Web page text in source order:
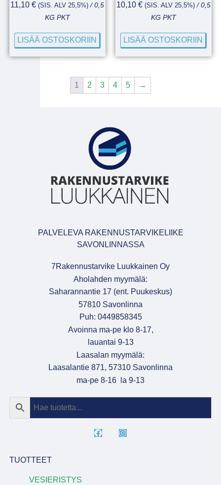
11,10€ (SIS. ALV 25,5%) / 0,5
KG PKT
LISÄÄ OSTOSKORIIN
10,10€ (SIS. ALV 25,5%) / 0,5
KG PKT
LISÄÄ OSTOSKORIIN
1 2 3 4 5 →
PALVELEVA RAKENNUSTARVIKELIIKE
SAVONLINNASSA
7Rakennustarvike Luukkainen Oy
Aholahden myymälä:
Saharannantie 17 (ent. Puukeskus)
57810 Savonlinna
Puh: 0449858345
Avoinna ma-pe klo 8-17,
lauantai 9-13
Laasalan myymälä:
Laasalantie 871, 57310 Savonlinna
ma-pe 8-16 la 9-13
TUOTTEET
VESIERISTYS